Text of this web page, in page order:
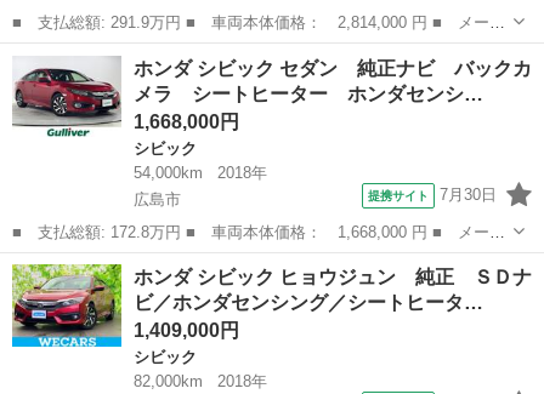
■ 支払総額: 291.9万円 ■ 車両本体価格： 2,814,000 円 ■ メーカ
ー名： ホンダ ■ 車種名： シビック ■ グレード名： ＥＸ 新
品タイヤ／ＢＯＳＥ／純正 ＳＤナビ／ホンダセンシング／シートヒ
ーター ...
広島 広島市 シビック
ホンダ シビック セダン 純正ナビ バックカ
メラ シートヒーター ホンダセンシ…
1,668,000円
シビック
54,000km
2018年
広島市
提携サイト 7月30日
■ 支払総額: 172.8万円 ■ 車両本体価格： 1,668,000 円 ■ メーカ
ー名： ホンダ ■ 車種名： シビック ■ グレード名： セダン
純正ナビ バックカメラ シートヒーター ホンダセンシング レー
ダークル...
広島 広島市 シビック
ホンダ シビック ヒョウジュン 純正 ＳＤナ
ビ／ホンダセンシング／シートヒータ…
1,409,000円
シビック
82,000km
2018年